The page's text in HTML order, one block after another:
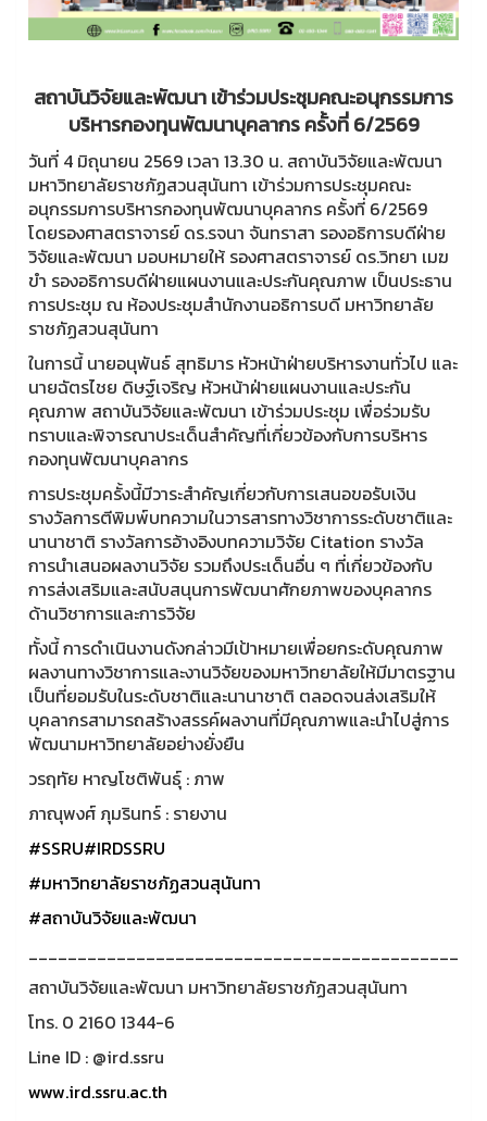
สถาบันวิจัยและพัฒนา เข้าร่วมประชุมคณะอนุกรรมการ
บริหารกองทุนพัฒนาบุคลากร ครั้งที่ 6/2569
วันที่ 4 มิถุนายน 2569 เวลา 13.30 น. สถาบันวิจัยและพัฒนา
มหาวิทยาลัยราชภัฏสวนสุนันทา เข้าร่วมการประชุมคณะ
อนุกรรมการบริหารกองทุนพัฒนาบุคลากร ครั้งที่ 6/2569
โดยรองศาสตราจารย์ ดร.รจนา จันทราสา รองอธิการบดีฝ่าย
วิจัยและพัฒนา มอบหมายให้ รองศาสตราจารย์ ดร.วิทยา เมฆ
ขำ รองอธิการบดีฝ่ายแผนงานและประกันคุณภาพ เป็นประธาน
การประชุม ณ ห้องประชุมสำนักงานอธิการบดี มหาวิทยาลัย
ราชภัฏสวนสุนันทา
ในการนี้ นายอนุพันธ์ สุทธิมาร หัวหน้าฝ่ายบริหารงานทั่วไป และ
นายฉัตรไชย ดิษฐ์เจริญ หัวหน้าฝ่ายแผนงานและประกัน
คุณภาพ สถาบันวิจัยและพัฒนา เข้าร่วมประชุม เพื่อร่วมรับ
ทราบและพิจารณาประเด็นสำคัญที่เกี่ยวข้องกับการบริหาร
กองทุนพัฒนาบุคลากร
การประชุมครั้งนี้มีวาระสำคัญเกี่ยวกับการเสนอขอรับเงิน
รางวัลการตีพิมพ์บทความในวารสารทางวิชาการระดับชาติและ
นานาชาติ รางวัลการอ้างอิงบทความวิจัย Citation รางวัล
การนำเสนอผลงานวิจัย รวมถึงประเด็นอื่น ๆ ที่เกี่ยวข้องกับ
การส่งเสริมและสนับสนุนการพัฒนาศักยภาพของบุคลากร
ด้านวิชาการและการวิจัย
ทั้งนี้ การดำเนินงานดังกล่าวมีเป้าหมายเพื่อยกระดับคุณภาพ
ผลงานทางวิชาการและงานวิจัยของมหาวิทยาลัยให้มีมาตรฐาน
เป็นที่ยอมรับในระดับชาติและนานาชาติ ตลอดจนส่งเสริมให้
บุคลากรสามารถสร้างสรรค์ผลงานที่มีคุณภาพและนำไปสู่การ
พัฒนามหาวิทยาลัยอย่างยั่งยืน
วรฤทัย หาญโชติพันธุ์ : ภาพ
ภาณุพงศ์ ภุมรินทร์ : รายงาน
#SSRU#IRDSSRU
#มหาวิทยาลัยราชภัฏสวนสุนันทา
#สถาบันวิจัยและพัฒนา
____________________________________________
สถาบันวิจัยและพัฒนา มหาวิทยาลัยราชภัฏสวนสุนันทา
โทร. 0 2160 1344-6
Line ID : @ird.ssru
www.ird.ssru.ac.th